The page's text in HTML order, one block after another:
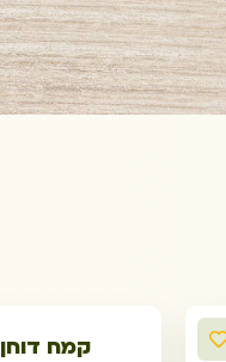
קמח דוחן